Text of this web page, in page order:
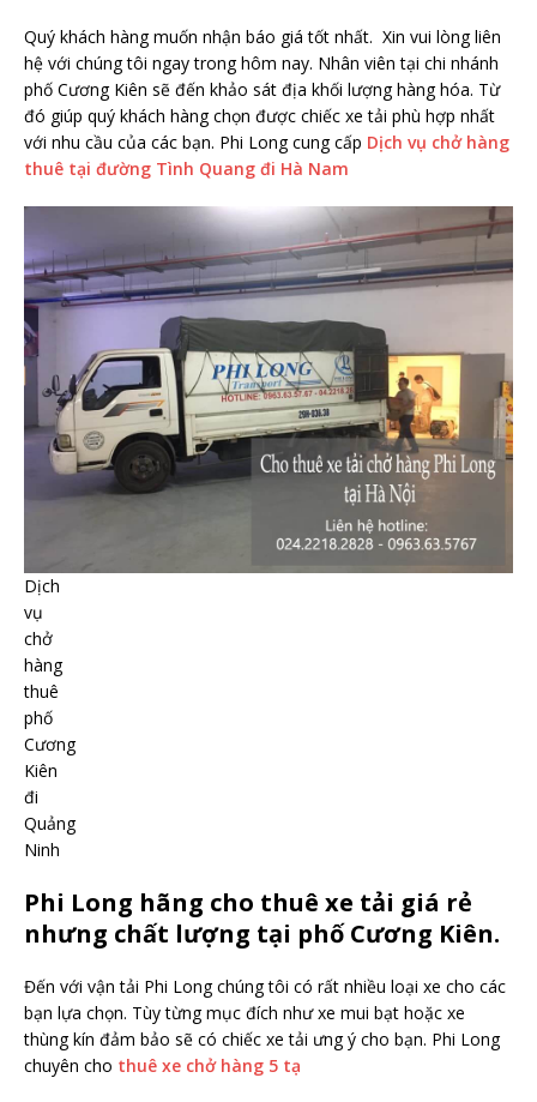
Quý khách hàng muốn nhận báo giá tốt nhất. Xin vui lòng liên
hệ với chúng tôi ngay trong hôm nay. Nhân viên tại chi nhánh
phố Cương Kiên sẽ đến khảo sát địa khối lượng hàng hóa. Từ
đó giúp quý khách hàng chọn được chiếc xe tải phù hợp nhất
với nhu cầu của các bạn. Phi Long cung cấp Dịch vụ chở hàng
thuê tại đường Tình Quang đi Hà Nam
Dịch
vụ
chở
hàng
thuê
phố
Cương
Kiên
đi
Quảng
Ninh
Phi Long hãng cho thuê xe tải giá rẻ
nhưng chất lượng tại phố Cương Kiên.
Đến với vận tải Phi Long chúng tôi có rất nhiều loại xe cho các
bạn lựa chọn. Tùy từng mục đích như xe mui bạt hoặc xe
thùng kín đảm bảo sẽ có chiếc xe tải ưng ý cho bạn. Phi Long
chuyên cho thuê xe chở hàng 5 tạ